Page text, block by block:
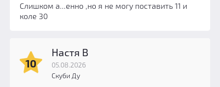
Слишком а...енно ,но я не могу поставить 11 и
коле 30
10
Настя В
05.08.2026
Скуби Ду